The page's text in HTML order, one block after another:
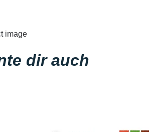
dir auch